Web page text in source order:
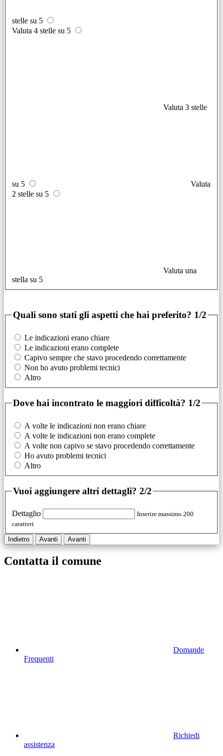
stelle su 5
Valuta 4 stelle su 5
Valuta 3 stelle
su 5
Valuta
2 stelle su 5
Valuta una
stella su 5
Quali sono stati gli aspetti che hai preferito? 1/2
Le indicazioni erano chiare
Le indicazioni erano complete
Capivo sempre che stavo procedendo correttamente
Non ho avuto problemi tecnici
Altro
Dove hai incontrato le maggiori difficoltà? 1/2
A volte le indicazioni non erano chiare
A volte le indicazioni non erano complete
A volte non capivo se stavo procedendo correttamente
Ho avuto problemi tecnici
Altro
Vuoi aggiungere altri dettagli? 2/2
Dettaglio
Inserire massimo 200
caratteri
Indietro Avanti Avanti
Contatta il comune
Domande
Frequenti
Richiedi
assistenza